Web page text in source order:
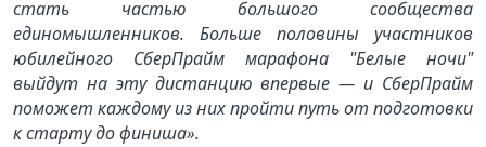
стать частью большого сообщества
единомышленников. Больше половины участников
юбилейного СберПрайм марафона "Белые ночи"
выйдут на эту дистанцию впервые — и СберПрайм
поможет каждому из них пройти путь от подготовки
к старту до финиша».